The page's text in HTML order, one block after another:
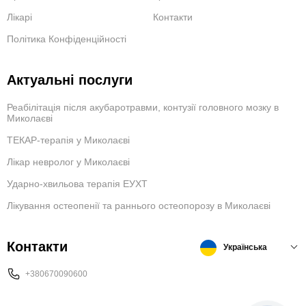
Лікарі
Контакти
Політика Конфіденційності
Актуальні послуги
Реабілітація після акубаротравми, контузії головного мозку в
Миколаєві
ТЕКАР-терапія у Миколаєві
Лікар невролог у Миколаєві
Ударно-хвильова терапія ЕУХТ
Лікування остеопенії та раннього остеопорозу в Миколаєві
Контакти
+380670090600
Українська